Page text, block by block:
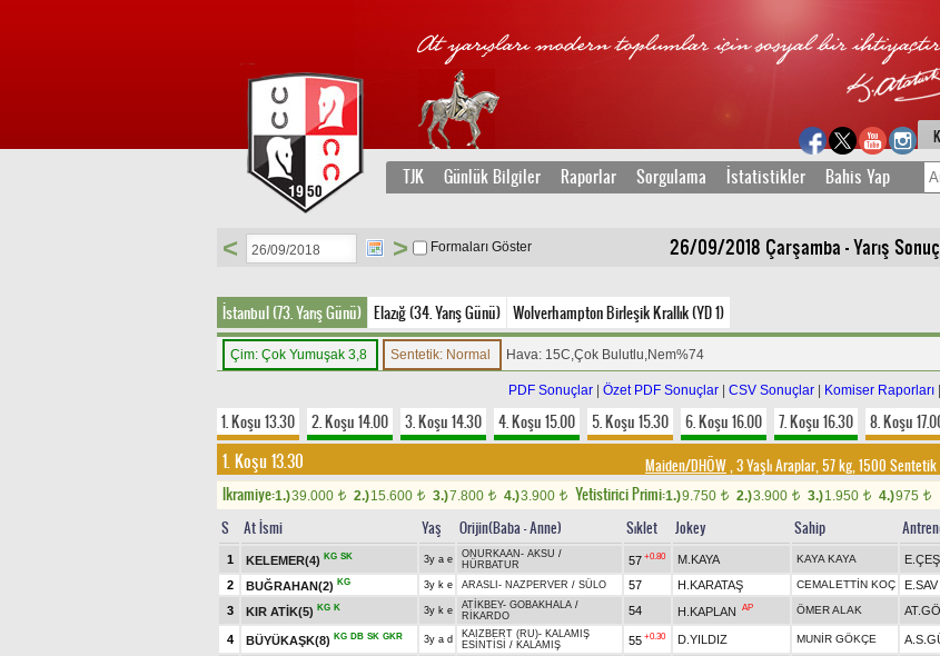
TJK Günlük Bilgiler Raporlar Sorgulama İstatistikler Bahis Yap
26/09/2018 Çarşamba - Yarış
< > Formaları Göster
İstanbul (73. Yarış Günü) Elazığ (34. Yarış Günü) Wolverhampton Birleşik Krallık (YD 1)
Çim: Çok Yumuşak 3,8 Sentetik: Normal Hava: 15C,Çok Bulutlu,Nem%74
PDF Sonuçlar Özet PDF Sonuçlar CSV Sonuçlar Komiser Raporları
1. Koşu 13.30 2. Koşu 14.00 3. Koşu 14.30 4. Koşu 15.00 5. Koşu 15.30 6. Koşu 16.00 7. Koşu 16.30 8. Koşu
1. Koşu 13.30 Maiden/DHÖW, 3 Yaşlı Araplar, 57 kg, 1500 Sentetik
Ikramiye:1.)39.000 t 2.)15.600 t 3.)7.800 t 4.)3.900 t Yetistirici Primi:1.)9.750 t 2.)3.900 t 3.)1.950 t 4.)975 t
S At İsmi Yaş Orijin(Baba - Anne) Sıklet Jokey Sahip
1 KELEMER(4) KG SK 3y a e ONURKAAN - AKSU /
HÜRBATUR
57 +0.80 M.KAYA KAYA KAYA
2
BUĞRAHAN(2) KG 3y k e ARASLI - NAZPERVER / SÜLO 57 H.KARATAŞ CEMALETTİN KOÇ E.SAV
3
KIR ATİK(5) KG K 3y k e ATİKBEY- GOBAKHALA /
RİKARDO
54 H.KAPLAN AP ÖMER ALAK
4 BÜYÜKAŞK(8) KG DB SK GKR 3y a d KAIZBERT (RU)- KALAMIŞ
ESİNTİSİ / KALAMIŞ 55 +0.30 D.YILDIZ MUNİR GÖKÇE